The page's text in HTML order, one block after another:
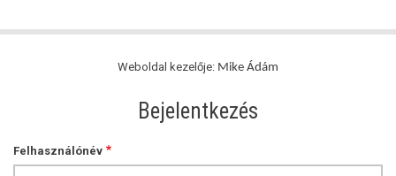
Weboldal kezelője: Mike Ádám
Bejelentkezés
Felhasználónév